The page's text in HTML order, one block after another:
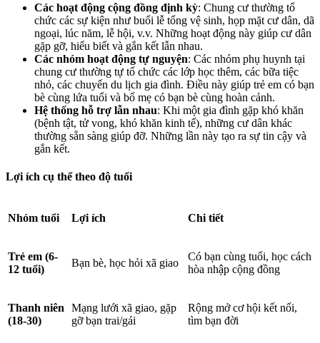
Các hoạt động cộng đồng định kỳ: Chung cư thường tổ
chức các sự kiện như buổi lễ tổng vệ sinh, họp mặt cư dân, dã
ngoại, lúc năm, lễ hội, v.v. Những hoạt động này giúp cư dân
gặp gỡ, hiểu biết và gắn kết lẫn nhau.
Các nhóm hoạt động tự nguyện: Các nhóm phụ huynh tại
chung cư thường tự tổ chức các lớp học thêm, các bữa tiệc
nhỏ, các chuyến du lịch gia đình. Điều này giúp trẻ em có bạn
bè cùng lứa tuổi và bố mẹ có bạn bè cùng hoàn cảnh.
Hệ thống hỗ trợ lẫn nhau: Khi một gia đình gặp khó khăn
(bệnh tật, tử vong, khó khăn kinh tế), những cư dân khác
thường sẵn sàng giúp đỡ. Những lần này tạo ra sự tin cậy và
gắn kết.
Lợi ích cụ thể theo độ tuổi
Nhóm tuổi Lợi ích Chi tiết
Trẻ em (6-
12 tuổi)
Bạn bè, học hỏi xã giao
Có bạn cùng tuổi, học cách
hòa nhập cộng đồng
Thanh niên
(18-30)
Mạng lưới xã giao, gặp
gỡ bạn trai/gái
Rộng mở cơ hội kết nối,
tìm bạn đời